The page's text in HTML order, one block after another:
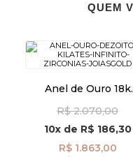
QUEM
Anel de Ouro 18k
an41959
R$ 2.070,00
10xde R$ 186,30
R$ 1.863,00